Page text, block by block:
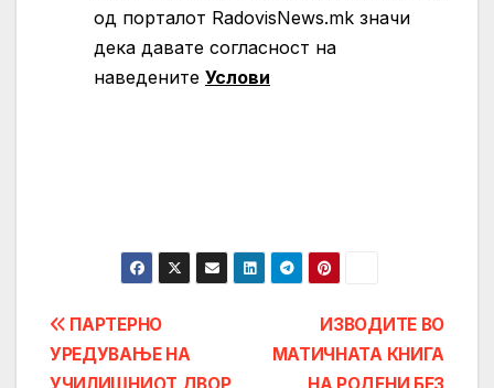
од порталот RadovisNews.mk значи
дека давате согласност на
нaведените Услови
Post
navigation
ИЗВОДИТЕ ВО
МАТИЧНАТА КНИГА
НА РОДЕНИ БЕЗ
ПАРТЕРНО
УРЕДУВАЊЕ НА
УЧИЛИШНИОТ ДВОР